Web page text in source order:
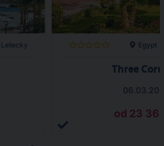
Letecky Egypt
Three
od 23